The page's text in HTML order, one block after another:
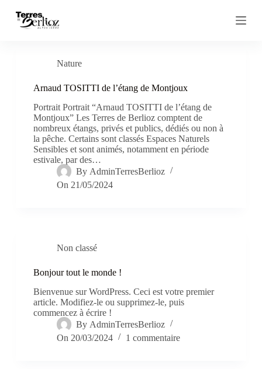
P
Nature
Arnaud TOSITTI de l’étang de Montjoux
Portrait Portrait “Arnaud TOSITTI de l’étang de
Montjoux” Les Terres de Berlioz comptent de
nombreux étangs, privés et publics, dédiés ou non à
la pêche. Certains sont classés Espaces Naturels
Sensibles et sont animés, notamment en période
estivale, par des…
By AdminTerresBerlioz
On 21/05/2024
Non classé
Bonjour tout le monde !
Bienvenue sur WordPress. Ceci est votre premier
article. Modifiez-le ou supprimez-le, puis
commencez à écrire !
By AdminTerresBerlioz
On 20/03/2024 1 commentaire